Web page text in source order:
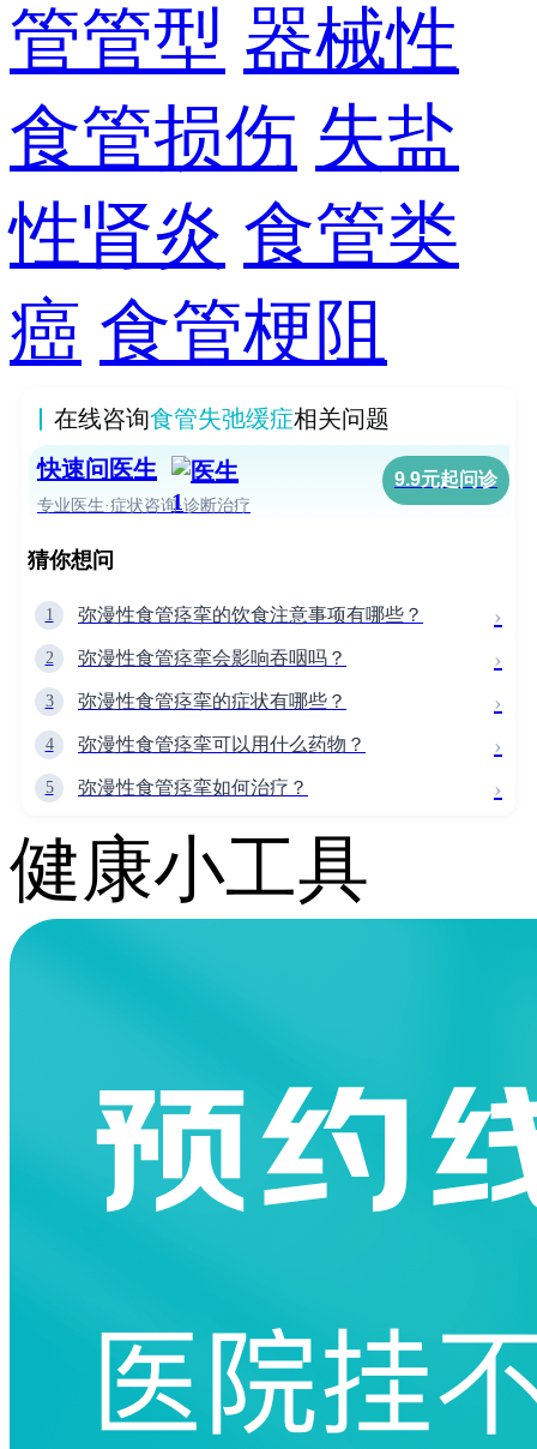
管管型 器械性
食管损伤 失盐
性肾炎 食管类
癌 食管梗阻
在线咨询食管失弛缓症相关问题
快速问医生
专业医生·症状咨询·诊断治疗
9.9元起问诊
猜你想问
1 弥漫性食管痉挛的饮食注意事项有哪些？ ›
2 弥漫性食管痉挛会影响吞咽吗？ ›
3 弥漫性食管痉挛的症状有哪些？ ›
4 弥漫性食管痉挛可以用什么药物？ ›
5 弥漫性食管痉挛如何治疗？ ›
健康小工具